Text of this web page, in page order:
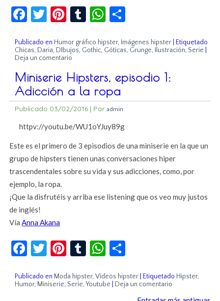
Facebook
Twitter
Pinterest
TumblrWhatsApp
Publicado en Humor gráfico hipster, Imágenes hipster
Etiquetado
Chicas, Daria, DIbujos, Gothic, Góticas, Grunge, Ilustración, Serie
Deja un comentario
Miniserie Hipsters, episodio 1:
Adicción a la ropa
Publicado 03/02/2016 | Por admin
httpv://youtu.be/WU1oYJuy89g
Este es el primero de 3 episodios de una miniserie en la que un
grupo de hipsters tienen unas conversaciones hiper
trascendentales sobre su vida y sus adicciones, como, por
ejemplo, la ropa.
¡Que la disfrutéis y arriba ese listening que os veo muy justos
de inglés!
VíaAnna Akana
Facebook
Twitter
Pinterest
TumblrWhatsApp
Publicado en Moda hipster,Vídeos hipster Etiquetado Hipster,
Humor, Miniserie, Serie,Youtube Deja un comentario